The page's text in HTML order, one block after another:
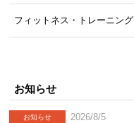
フィットネス・トレーニング
お知らせ
お知らせ
2026/8/5